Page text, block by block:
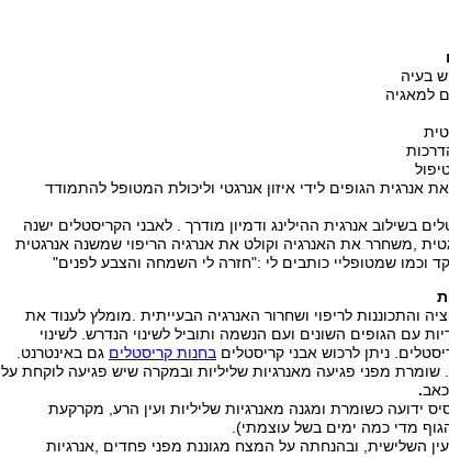
בעיה
למאגיה
אנרגית הגופים לידי איזון אנרגטי וליכולת המטופל להתמודד
בשילוב אנרגית ההילינג ודמיון מודרך . לאבני הקריסטלים ישנה
,משחרר את האנרגיה וקולט את אנרגיה הריפוי שמשנה אנרגטית
שמטופליי כותבים לי :"חזרה לי השמחה והצבע לפנים"
לריפוי ושחרור האנרגיה הבעייתית .מומלץ לענוד את
עם הגופים השונים ועם הנשמה ותוביל לשינוי הנדרש. לשינוי
ניתן לרכוש אבני קריסטלים בחנות קריסטלים גם באינטרנט.
מפני פגיעה מאנרגיות שליליות ובמקרה שיש פגיעה לוקחת על
.
ידועה כשומרת ומגנה מאנרגיות שליליות ועין הרע, מקרקעת
מדי כמה ימים בשל עוצמתי).
השלישית, ובהנחתה על המצח מגוננת מפני פחדים ,אנרגיות